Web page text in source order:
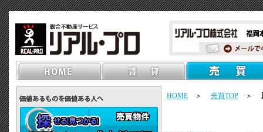
HOME ＞ 売買TOP ＞